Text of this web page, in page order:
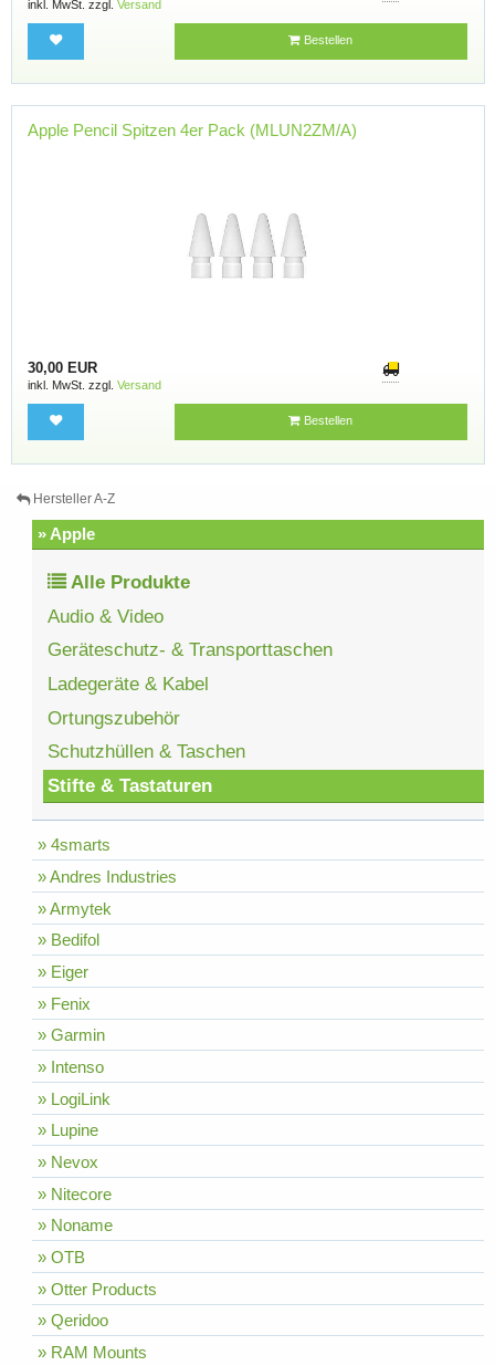
inkl. MwSt. zzgl. Versand
Bestellen
Apple Pencil Spitzen 4er Pack (MLUN2ZM/A)
30,00 EUR
inkl. MwSt. zzgl. Versand
Bestellen
Hersteller A-Z
» Apple
Alle Produkte
Audio & Video
Geräteschutz- & Transporttaschen
Ladegeräte & Kabel
Ortungszubehör
Schutzhüllen & Taschen
Stifte & Tastaturen
» 4smarts
» Andres Industries
» Armytek
» Bedifol
» Eiger
» Fenix
» Garmin
» Intenso
» LogiLink
» Lupine
» Nevox
» Nitecore
» Noname
» OTB
» Otter Products
» Qeridoo
» RAM Mounts